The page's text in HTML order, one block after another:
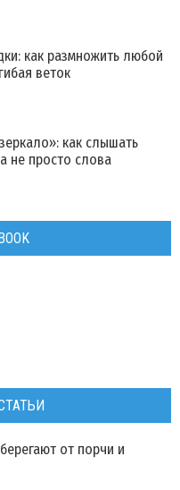
как размножить любой
веток
как слышать
не просто слова
от порчи и